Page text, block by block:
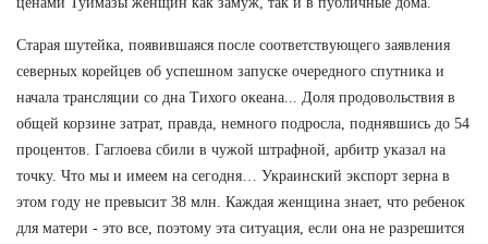
Старая шутейка, появившаяся после соответствующего заявления
северных корейцев об успешном запуске очередного спутника и
начала трансляции со дна Тихого океана... Доля продовольствия в
общей корзине затрат, правда, немного подросла, поднявшись до 54
процентов. Гаглоева сбили в чужой штрафной, арбитр указал на
точку. Что мы и имеем на сегодня… Украинский экспорт зерна в
этом году не превысит 38 млн. Каждая женщина знает, что ребенок
для матери - это все, поэтому эта ситуация, если она не разрешится